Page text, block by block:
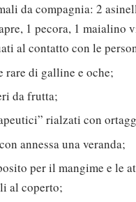
da compagnia: 2
1 pecora, 1 maialino
al contatto con le
rare di galline e oche;
da frutta;
rialzati con
annessa una veranda;
per il mangime e le
al coperto;